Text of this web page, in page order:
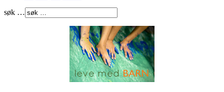
søk …